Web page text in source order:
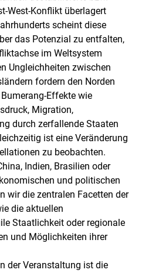
West-Konflikt überlagert
scheint diese
das Potenzial zu entfalten,
im Weltsystem
Ungleichheiten zwischen
fordern den Norden
Effekte wie
Migration,
durch zerfallende Staaten
ist eine Veränderung
zu beobachten.
Indien, Brasilien oder
und politischen
wir die zentralen Facetten der
die aktuellen
Staatlichkeit oder regionale
und Möglichkeiten ihrer
der Veranstaltung ist die